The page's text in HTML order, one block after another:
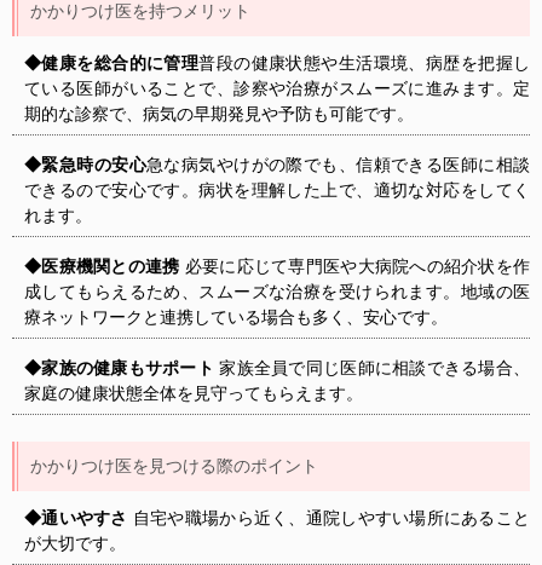
かかりつけ医を持つメリット
◆健康を総合的に管理普段の健康状態や生活環境、病歴を把握し
ている医師がいることで、診察や治療がスムーズに進みます。定
期的な診察で、病気の早期発見や予防も可能です。
◆緊急時の安心急な病気やけがの際でも、信頼できる医師に相談
できるので安心です。病状を理解した上で、適切な対応をしてく
れます。
◆医療機関との連携 必要に応じて専門医や大病院への紹介状を作
成してもらえるため、スムーズな治療を受けられます。地域の医
療ネットワークと連携している場合も多く、安心です。
◆家族の健康もサポート 家族全員で同じ医師に相談できる場合、
家庭の健康状態全体を見守ってもらえます。
かかりつけ医を見つける際のポイント
◆通いやすさ 自宅や職場から近く、通院しやすい場所にあること
が大切です。